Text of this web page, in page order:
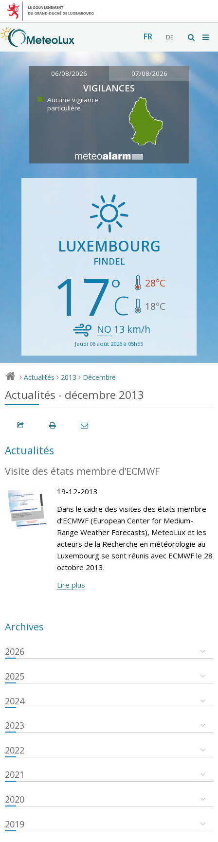
FR DE
06/08/2026 07/08/2026
VIGILANCES
Aucune vigilance
particulière
LUXEMBOURG
FINDEL
17 28°C
18°C
NO 13 km/h
Jeudi 06 août 2026 à 05h55
> Actualités > 2013 > Décembre
Actualités - décembre 2013
Actualités
Visite des états membre d’ECMWF
19-12-2013
Dans le cadre des visites des états membre
d’ECMWF (European Center for Medium-
Range Weather Forecasts), MeteoLux et les
acteurs de la Recherche en météorologie au
Luxembourg se sont réunis avec ECMWF le 28
octobre 2013.
Lire plus
Archives
2026
2025
2024
2023
2022
2021
2020
2019